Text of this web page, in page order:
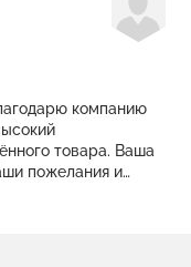
компанию
товара. Ваша
пожелания и